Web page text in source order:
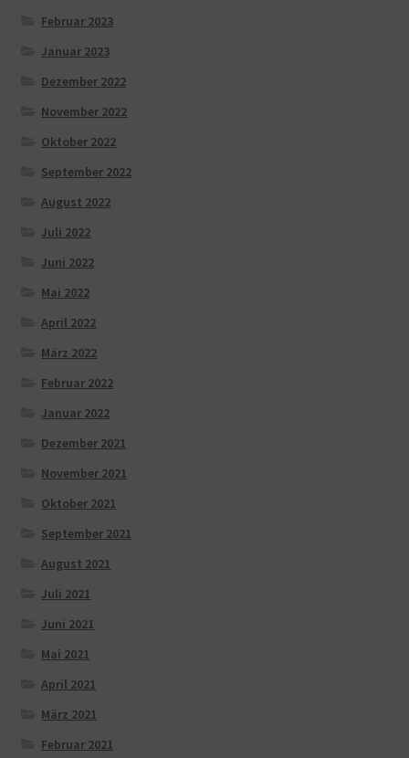
Februar 2023
Januar 2023
Dezember 2022
November 2022
Oktober 2022
September 2022
August 2022
Juli 2022
Juni 2022
Mai 2022
April 2022
März 2022
Februar 2022
Januar 2022
Dezember 2021
November 2021
Oktober 2021
September 2021
August 2021
Juli 2021
Juni 2021
Mai 2021
April 2021
März 2021
Februar 2021